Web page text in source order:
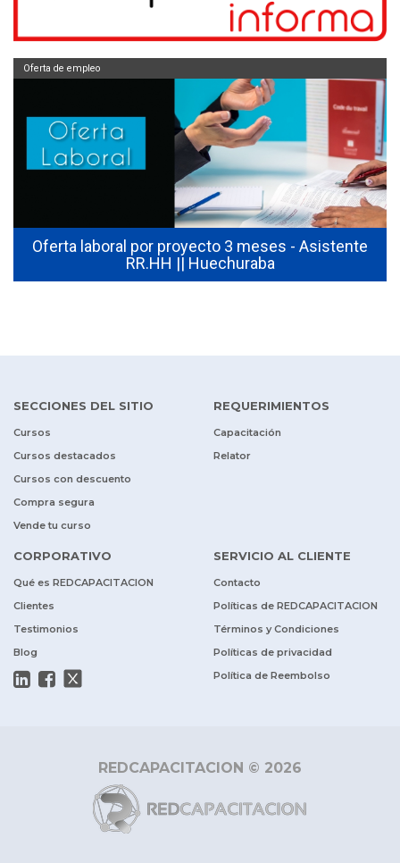
Oferta laboral por proyecto 3 meses - Asistente
RR.HH || Huechuraba
Oferta de empleo
SECCIONES DEL SITIO
Cursos
Cursos destacados
Cursos con descuento
Compra segura
Vende tu curso
REQUERIMIENTOS
Capacitación
Relator
CORPORATIVO
Qué es REDCAPACITACION
Clientes
Testimonios
Blog
SERVICIO AL CLIENTE
Contacto
Políticas de REDCAPACITACION
Términos y Condiciones
Políticas de privacidad
Política de Reembolso
REDCAPACITACION © 2026